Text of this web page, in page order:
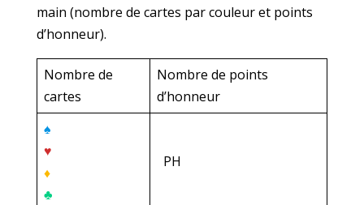
main (nombre de cartes par couleur et points
d’honneur).
Nombre de
cartes
Nombre de points
d’honneur
♠
♥
♦
♣
PH